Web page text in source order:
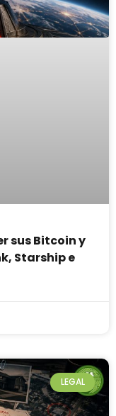
sus Bitcoin y
Starship e
LEGAL